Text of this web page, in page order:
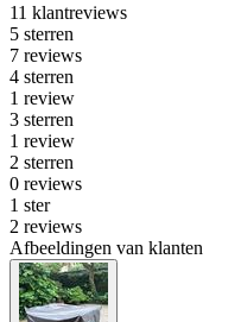
11 klantreviews
5 sterren
7 reviews
4 sterren
1 review
3 sterren
1 review
2 sterren
0 reviews
1 ster
2 reviews
Afbeeldingen van klanten